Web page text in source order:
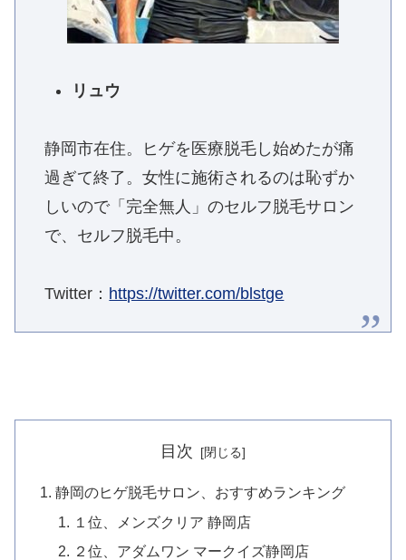
リュウ
静岡市在住。ヒゲを医療脱毛し始めたが痛
過ぎて終了。女性に施術されるのは恥ずか
しいので「完全無人」のセルフ脱毛サロン
で、セルフ脱毛中。
Twitter： https://twitter.com/blstge
目次
静岡のヒゲ脱毛サロン、おすすめランキング
１位、メンズクリア 静岡店
２位、アダムワン マークイズ静岡店